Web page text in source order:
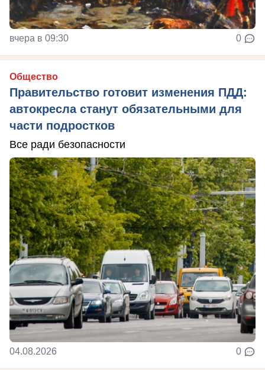
вчера в 09:30 0
Общество
Правительство готовит изменения ПДД:
автокресла станут обязательными для
части подростков
Все ради безопасности
04.08.2026 0